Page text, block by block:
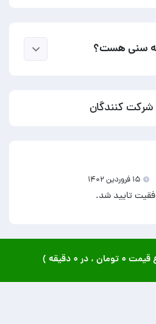
سنی هست؟
کنندگان
۱۵ فروردين ۱۴۰۲
تایید شد.
قیمت ۰ تومان ، در ۰ دقیقه )